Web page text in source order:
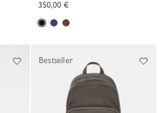
350,00 €
Bestseller